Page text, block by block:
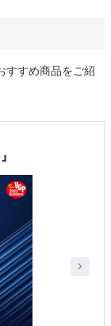
すすめ商品をご紹